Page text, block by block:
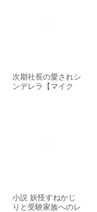
次期社長の愛されシ
ンデレラ【マイク
小説 妖怪すねかじ
りと受験家族へのレ